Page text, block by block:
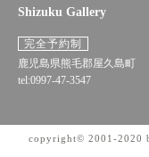
Shizuku Gallery
完全予約制
鹿児島県熊毛郡屋久島町
tel:0997-47-3547
copyright© 2001-2020